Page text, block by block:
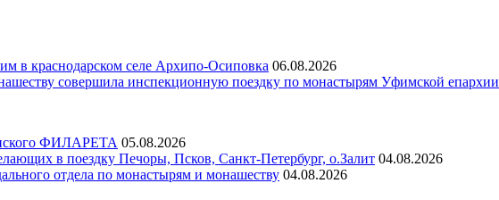
в краснодарском селе Архипо-Осиповка 06.08.2026
совершила инспекционную поездку по монастырям Уфимской епархии
ФИЛАРЕТА 05.08.2026
в поездку Печоры, Псков, Санкт-Петербург, о.Залит 04.08.2026
отдела по монастырям и монашеству 04.08.2026